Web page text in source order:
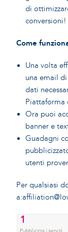
di
conversioni!
Come
Una volta
una email
dati
Piattaforma
Ora puoi
banner e
Guadagni
utenti
Per qualsiasi
a: